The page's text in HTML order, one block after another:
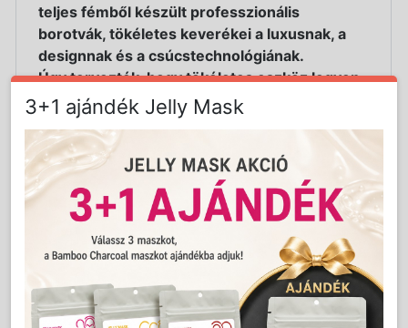
teljes fémből készült professzionális
borotvák, tökéletes keverékei a luxusnak, a
designnak és a csúcstechnológiának.
Úgy tervezték, hogy tökéletes eszköz legyen
a borotválkozáshoz, a hajvonal
letisztázásához.
Tiszta és pontos eredményt nyújtanak.
Rendkívül precíz borotválkozást biztosít,
anélkül, hogy irritálná a bőrt.
kialakításuknak köszönhetően.
Teljes fém borításuk elegáns és ellenálló.
A borotvafej egységek nagyon könnyen
3+1 ajándék Jelly Mask